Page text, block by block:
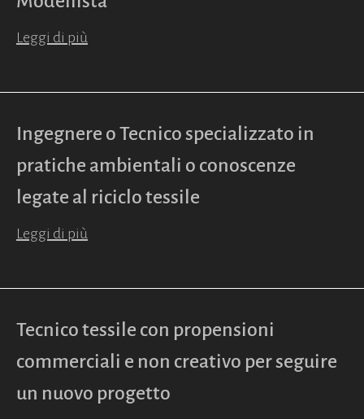
Leggi di più
Ingegnere o Tecnico specializzato in
pratiche ambientali o conoscenze
legate al riciclo tessile
Leggi di più
Tecnico tessile con propensioni
commerciali e non creativo per seguire
un nuovo progetto